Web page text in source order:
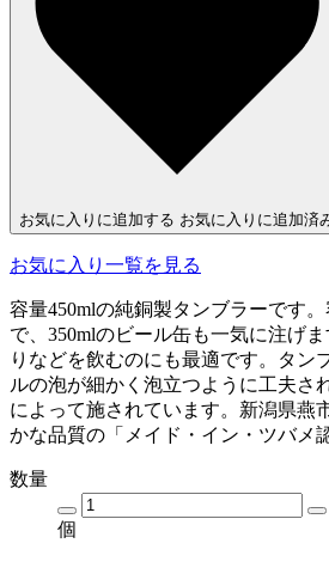
お気に入りに追加する お気に入りに追加済
お気に入り一覧を見る
容量450mlの純銅製タンブラーです
で、350mlのビール缶も一気に注げ
りなどを飲むのにも最適です。タン
ルの泡が細かく泡立つように工夫さ
によって施されています。新潟県燕
かな品質の「メイド・イン・ツバメ
数量
個